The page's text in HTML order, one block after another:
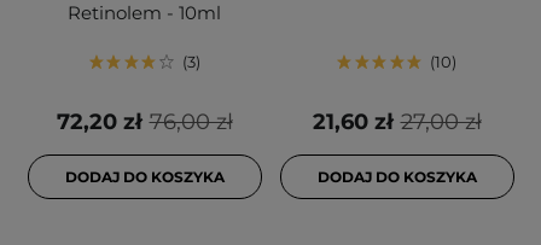
Retinolem - 10ml
3
76,00 zł
72,20 zł
DODAJ DO KOSZYKA
10
27,00 zł
21,60 zł
DODAJ DO KOSZYKA